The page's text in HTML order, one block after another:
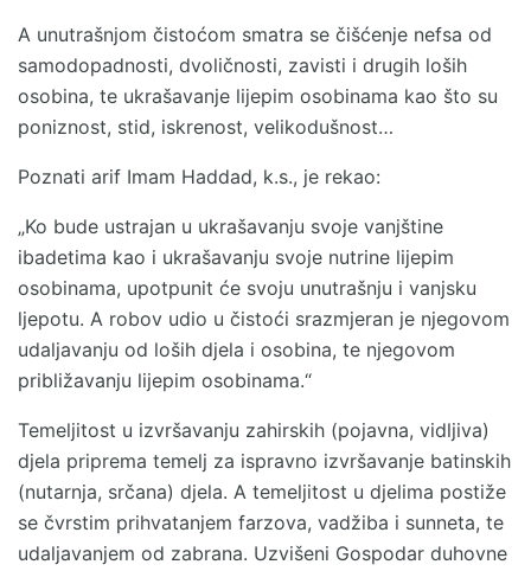
A unutrašnjom čistoćom smatra se čišćenje nefsa od
samodopadnosti, dvoličnosti, zavisti i drugih loših
osobina, te ukrašavanje lijepim osobinama kao što su
poniznost, stid, iskrenost, velikodušnost…
Poznati arif Imam Haddad, k.s., je rekao:
„Ko bude ustrajan u ukrašavanju svoje vanjštine
ibadetima kao i ukrašavanju svoje nutrine lijepim
osobinama, upotpunit će svoju unutrašnju i vanjsku
ljepotu. A robov udio u čistoći srazmjeran je njegovom
udaljavanju od loših djela i osobina, te njegovom
približavanju lijepim osobinama.“
Temeljitost u izvršavanju zahirskih (pojavna, vidljiva)
djela priprema temelj za ispravno izvršavanje batinskih
(nutarnja, srčana) djela. A temeljitost u djelima postiže
se čvrstim prihvatanjem farzova, vadžiba i sunneta, te
udaljavanjem od zabrana. Uzvišeni Gospodar duhovne